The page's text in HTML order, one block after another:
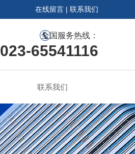
在线留言 | 联系我们
全国服务热线：
023-65541116
联系我们